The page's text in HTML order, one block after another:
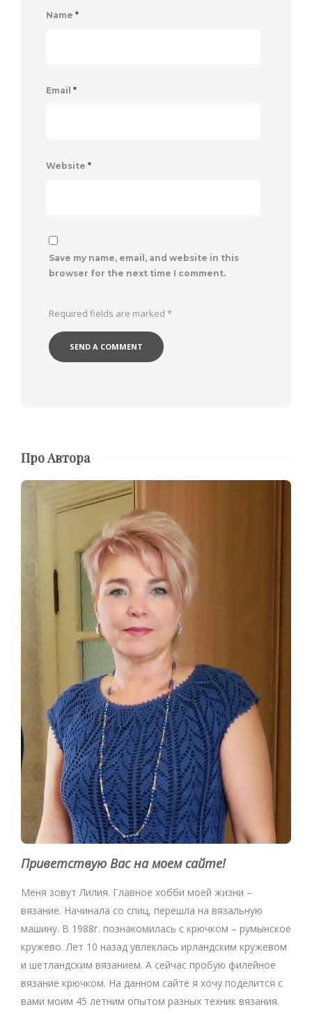
Name *
Email *
Website *
Save my name, email, and website in this
browser for the next time I comment.
Required fields are marked *
Про Автора
Приветствую Вас на моем сайте!
Меня зовут Лилия. Главное хобби моей жизни –
вязание. Начинала со спиц, перешла на вязальную
машину. В 1988г. познакомилась с крючком – румынское
кружево. Лет 10 назад увлеклась ирландским кружевом
и шетландским вязанием. А сейчас пробую филейное
вязание крючком. На данном сайте я хочу поделится с
вами моим 45 летним опытом разных техник вязания.